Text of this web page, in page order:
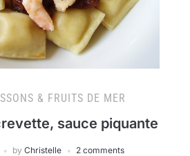
& FRUITS DE MER
sauce piquante
by Christelle 2 comments